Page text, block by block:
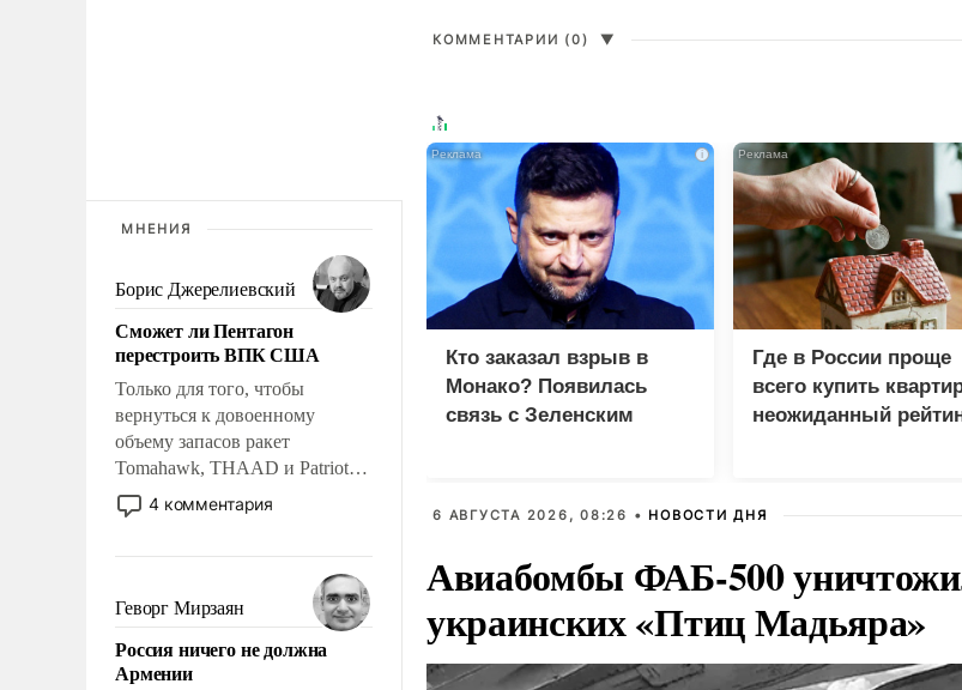
МНЕНИЯ
Борис Джерелиевский
Сможет ли Пентагон
перестроить ВПК США
Только для того, чтобы
вернуться к довоенному
объему запасов ракет
Tomahawk, THAAD и Patriot
США потребуется более трех
лет. Даже небольшая война с
Сложившаяся ситуация
означает многолетний период
уязвимости США, например,
перед Китаем.
4 комментария
Геворг Мирзаян
Россия ничего не должна
Армении
КОММЕНТАРИИ (0) ▼
i
Кто заказал взрыв в
Монако? Появилась
связь с Зеленским
Где в России проще
всего купить
неожиданный
6 АВГУСТА 2026, 08:26 • НОВОСТИ ДНЯ
Авиабомбы ФАБ-500
украинских «Птиц Мадьяра»